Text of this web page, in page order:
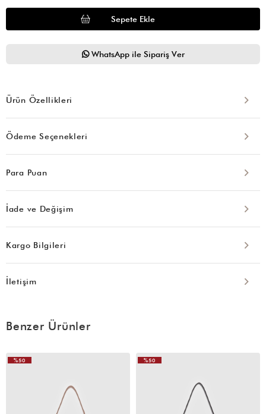
WhatsApp ile Sipariş Ver
Ürün Özellikleri
Ödeme Seçenekleri
Para Puan
İade ve Değişim
Kargo Bilgileri
İletişim
Benzer Ürünler
%50
%50